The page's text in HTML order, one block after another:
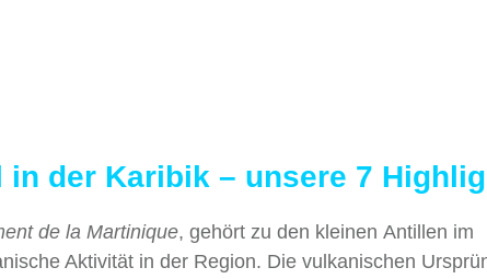
in der Karibik – unsere 7
de la Martinique, gehört zu den kleinen Antillen im
Aktivität in der Region. Die vulkanischen